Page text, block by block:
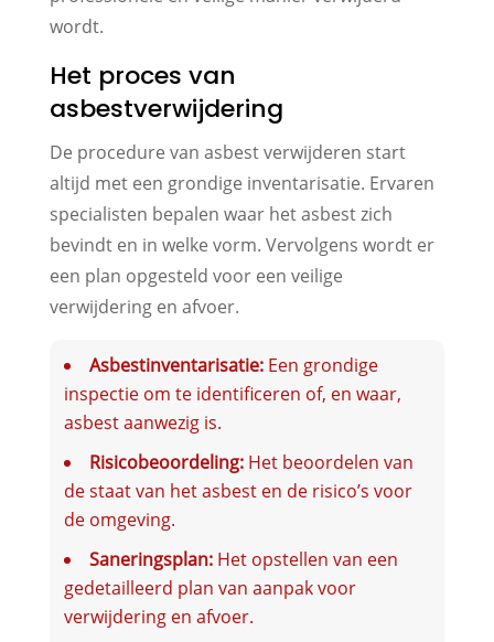
wordt.
Het proces van
asbestverwijdering
De procedure van asbest verwijderen start
altijd met een grondige inventarisatie. Ervaren
specialisten bepalen waar het asbest zich
bevindt en in welke vorm. Vervolgens wordt er
een plan opgesteld voor een veilige
verwijdering en afvoer.
Asbestinventarisatie:Een grondige
inspectie om te identificeren of, en waar,
asbest aanwezig is.
Risicobeoordeling:Het beoordelen van
de staat van het asbest en de risico’s voor
de omgeving.
Saneringsplan:Het opstellen van een
gedetailleerd plan van aanpak voor
verwijdering en afvoer.